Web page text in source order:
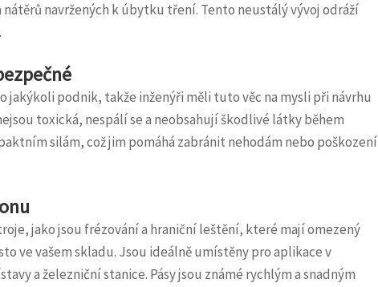
navržených k úbytku tření. Tento neustálý vývoj odráží
podnik, takže inženýři měli tuto věc na mysli při návrhu
toxická, nespálí se a neobsahují škodlivé látky během
silám, což jim pomáhá zabránit nehodám nebo poškození
jako jsou frézování a hraniční leštění, které mají omezený
ve vašem skladu. Jsou ideálně umístěny pro aplikace v
a železniční stanice. Pásy jsou známé rychlým a snadným